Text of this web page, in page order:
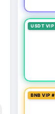
USDT
BNB VIP